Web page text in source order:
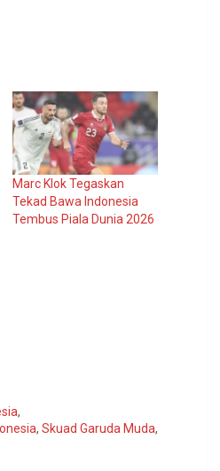
Marc Klok Tegaskan
Tekad Bawa Indonesia
Tembus Piala Dunia 2026
,
, Skuad Garuda Muda,